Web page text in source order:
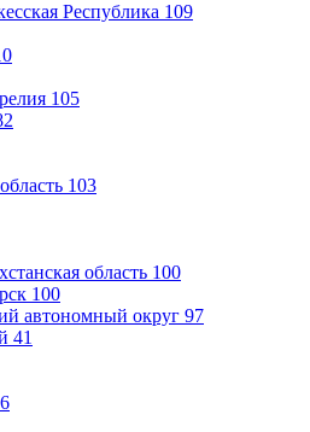
Республика 109
105
103
область 100
100
автономный округ 97
41